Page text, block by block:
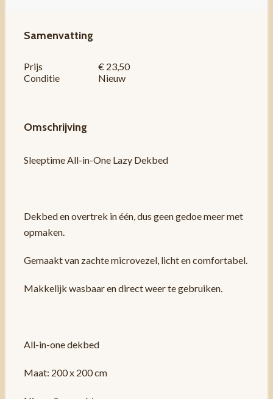
Samenvatting
Prijs
€ 23,50
Conditie
Nieuw
Omschrijving
Sleeptime All-in-One Lazy Dekbed
Dekbed en overtrek in één, dus geen gedoe meer met
opmaken.
Gemaakt van zachte microvezel, licht en comfortabel.
Makkelijk wasbaar en direct weer te gebruiken.
All-in-one dekbed
Maat: 200 x 200 cm